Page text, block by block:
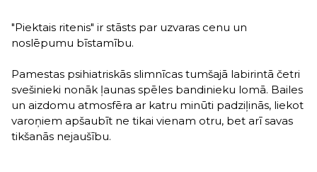
"Piektais ritenis" ir stāsts par uzvaras cenu un
noslēpumu bīstamību.
Pamestas psihiatriskās slimnīcas tumšajā labirintā četri
svešinieki nonāk ļaunas spēles bandinieku lomā. Bailes
un aizdomu atmosfēra ar katru minūti padziļinās, liekot
varoņiem apšaubīt ne tikai vienam otru, bet arī savas
tikšanās nejaušību.